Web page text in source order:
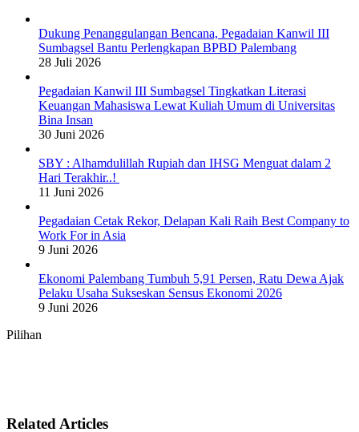
Dukung Penanggulangan Bencana, Pegadaian Kanwil III
Sumbagsel Bantu Perlengkapan BPBD Palembang
28 Juli 2026
Pegadaian Kanwil III Sumbagsel Tingkatkan Literasi
Keuangan Mahasiswa Lewat Kuliah Umum di Universitas
Bina Insan
30 Juni 2026
SBY : Alhamdulillah Rupiah dan IHSG Menguat dalam 2
Hari Terakhir..!
11 Juni 2026
Pegadaian Cetak Rekor, Delapan Kali Raih Best Company to
Work For in Asia
9 Juni 2026
Ekonomi Palembang Tumbuh 5,91 Persen, Ratu Dewa Ajak
Pelaku Usaha Sukseskan Sensus Ekonomi 2026
9 Juni 2026
Pilihan
Related Articles